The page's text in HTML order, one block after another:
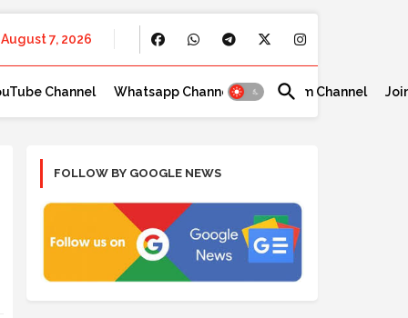
August 7, 2026
Channel Whatsapp Channel Telegram Channel
FOLLOW BY GOOGLE NEWS